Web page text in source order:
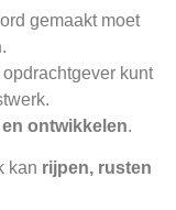
gemaakt moet
.
kunt
en ontwikkelen.
kan rijpen, rusten